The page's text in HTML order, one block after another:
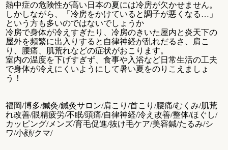
熱中症の危険性が高い日本の夏には冷房が欠かせません。
しかしながら、「冷房をかけていると調子が悪くなる…」
という方も多いのではないでしょうか
冷房で身体が冷えすぎたり、冷房のきいた屋内と炎天下の
屋外を頻繁に出入りすると自律神経が乱れだるさ、肩こ
り、腰痛、肌荒れなどの症状がおこります。
室内の温度を下げすぎず、食事や入浴など日常生活の工夫
で身体が冷えにくいようにして暑い夏をのりこえましょ
う！
福岡/博多/鍼灸/鍼灸サロン/肩こり/首こり/腰痛/むくみ/肌荒
れ改善/眼精疲労/不眠/頭痛/自律神経/冷え改善/整体/ほぐし/
カッピング/メンズ/育毛促進/抜け毛ケア/美容鍼/たるみ/シ
ワ/小顔/クマ/